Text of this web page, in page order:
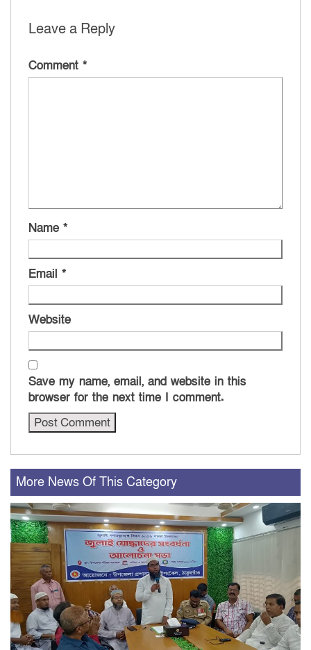
Leave a Reply
Comment *
Name *
Email *
Website
Save my name, email, and website in this
browser for the next time I comment.
More News Of This Category